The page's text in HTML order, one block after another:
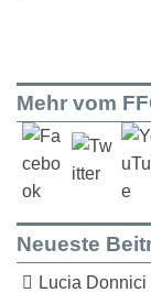
Mehr vom
Neueste
Lucia